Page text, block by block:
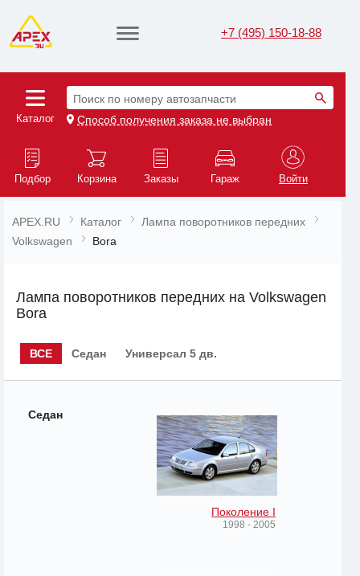
+7 (495) 150-18-88
Каталог
Поиск по номеру автозапчасти
Способ получения заказа не выбран
Подбор Корзина Заказы Гараж Войти
APEX.RU Каталог
Лампа поворотников передних
Volkswagen
Bora
Лампа поворотников передних на Volkswagen
Bora
ВСЕ Седан Универсал 5 дв.
Седан
Поколение I
1998 - 2005